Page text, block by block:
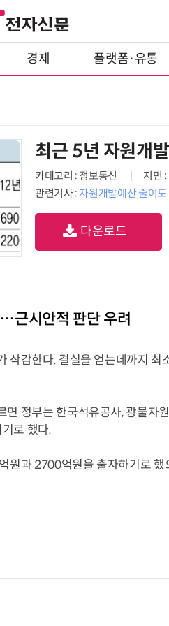
경제 플랫폼·유통
최근 5년 자원개
카테고리 : 정보통신 지면
관련기사 :자원개발예산 줄여
다운로드
근시안적 판단 우려
삭감한다. 결실을 얻는데까지
정부는 한국석유공사, 광물자
로 했다.
원과 2700억원을 출자하기로